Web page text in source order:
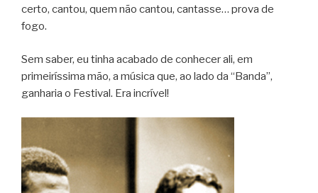
certo, cantou, quem não cantou, cantasse… prova de
fogo.
Sem saber, eu tinha acabado de conhecer ali, em
primeiríssima mão, a música que, ao lado da “Banda”,
ganharia o Festival. Era incrível!